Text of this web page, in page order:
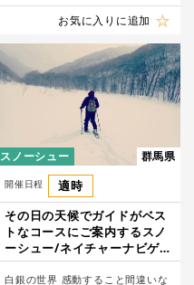
お気に入りに追加
スノーシュー 群馬県
開催日程
適時
その日の天候でガイドがベス
トなコースにご案内するスノ
ーシュー/ネイチャーナビゲ
ーター
白銀の世界 感動すること間違いな